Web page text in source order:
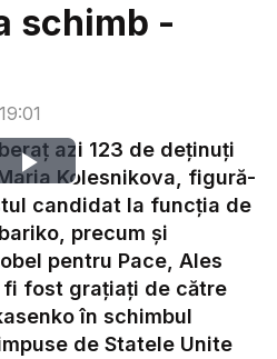
schimb -
Play
Video
azi 123 de deținuți
Kolesnikova, figură-
candidat la funcția de
precum și
pentru Pace, Ales
fi fost grațiați de către
în schimbul
de Statele Unite